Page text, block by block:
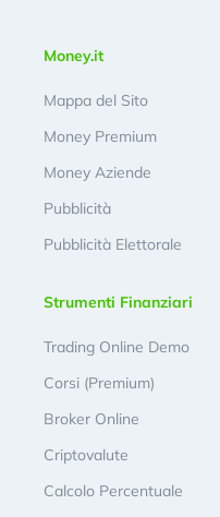
Money.it
Mappa del Sito
Money Premium
Money Aziende
Pubblicità
Pubblicità Elettorale
Strumenti Finanziari
Trading Online Demo
Corsi (Premium)
Broker Online
Criptovalute
Calcolo Percentuale